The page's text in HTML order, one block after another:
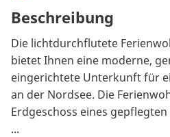
Beschreibung
Die lichtdurchflutete
bietet Ihnen eine moderne,
eingerichtete Unterkunft für
an der Nordsee. Die
Erdgeschoss eines
...